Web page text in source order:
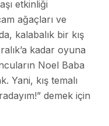
etkinliği
ağaçları ve
kalabalık bir kış
kadar oyuna
Noel Baba
Yani, kış temalı
demek için